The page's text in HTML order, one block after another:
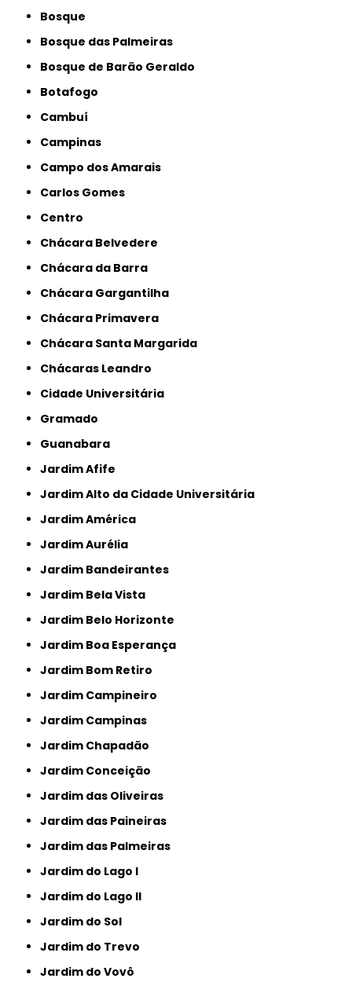
Bosque
Bosque das Palmeiras
Bosque de Barão Geraldo
Botafogo
Cambuí
Campinas
Campo dos Amarais
Carlos Gomes
Centro
Chácara Belvedere
Chácara da Barra
Chácara Gargantilha
Chácara Primavera
Chácara Santa Margarida
Chácaras Leandro
Cidade Universitária
Gramado
Guanabara
Jardim Afife
Jardim Alto da Cidade Universitária
Jardim América
Jardim Aurélia
Jardim Bandeirantes
Jardim Bela Vista
Jardim Belo Horizonte
Jardim Boa Esperança
Jardim Bom Retiro
Jardim Campineiro
Jardim Campinas
Jardim Chapadão
Jardim Conceição
Jardim das Oliveiras
Jardim das Paineiras
Jardim das Palmeiras
Jardim do Lago I
Jardim do Lago II
Jardim do Sol
Jardim do Trevo
Jardim do Vovô